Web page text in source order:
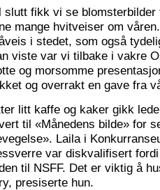
slutt fikk vi se
mange hvitveiser om
i stedet, som også
viste var vi tilbake i vakre
og morsomme
og overrakt en gave fra
litt kaffe og kaker gikk
til «Månedens bilde» for
Laila i
var diskvalifisert
til NSFF. Det er viktig å
presiserte hun.